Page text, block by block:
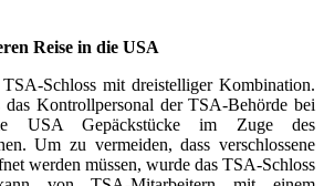
Reise in die USA
Schloss mit dreistelliger Kombination.
Kontrollpersonal der TSA-Behörde bei
USA Gepäckstücke im Zuge des
Um zu vermeiden, dass verschlossene
werden müssen, wurde das TSA-Schloss